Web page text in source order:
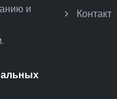
и
Контакт